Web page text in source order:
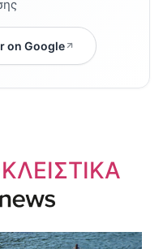
on Google